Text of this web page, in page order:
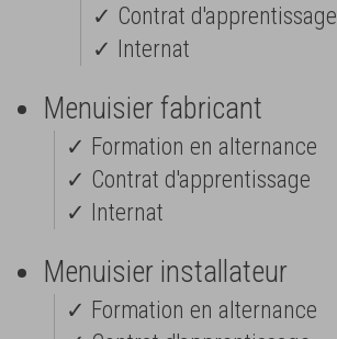
✓ Contrat d'apprentissage
✓ Internat
Menuisier fabricant
✓ Formation en alternance
✓ Contrat d'apprentissage
✓ Internat
Menuisier installateur
✓ Formation en alternance